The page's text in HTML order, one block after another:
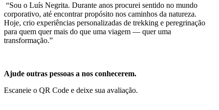
“Sou o Luís Negrita. Durante anos procurei sentido no mundo
corporativo, até encontrar propósito nos caminhos da natureza.
Hoje, crio experiências personalizadas de trekking e peregrinação
para quem quer mais do que uma viagem — quer uma
transformação.”
Ajude outras pessoas a nos conhecerem.
Escaneie o QR Code e deixe sua avaliação.